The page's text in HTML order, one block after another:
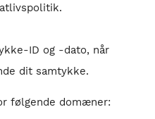
ID og -dato, når
dit samtykke.
følgende domæner: